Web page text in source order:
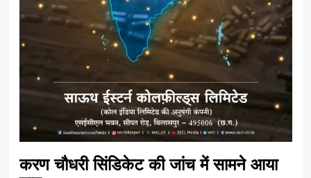
करण चौधरी सिंडिकेट की जांच में सामने आया